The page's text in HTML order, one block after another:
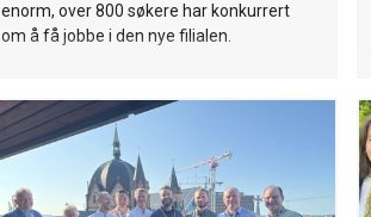
enorm, over 800 søkere har konkurrert
om å få jobbe i den nye filialen.